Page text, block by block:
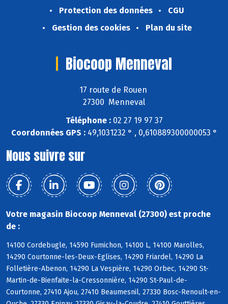
Protection des données
CGU
Gestion des cookies
Plan du site
Biocoop Menneval
17 route de Rouen
27300 Menneval
Téléphone :02 27 19 97 37
Coordonnées GPS :49,1031232 ° , 0,610889300000053 °
Nous suivre sur
Votre magasin Biocoop Menneval (27300) est proche
de :
14100 Cordebugle, 14590 Fumichon, 14100 L, 14100 Marolles,
14290 Courtonne-les-Deux-Eglises, 14290 Friardel, 14290 La
Folletière-Abenon, 14290 La Vespière, 14290 Orbec, 14290 St-
Martin-de-Bienfaite-la-Cressonnière, 14290 St-Paul-de-
Courtonne, 27410 Ajou, 27410 Beaumesnil, 27330 Bosc-Renoult-en-